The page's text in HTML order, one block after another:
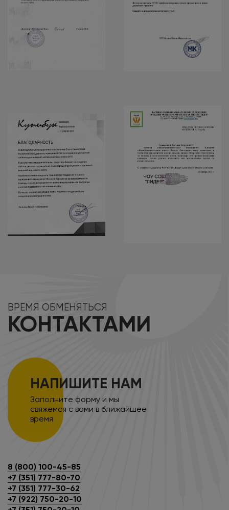
ВРЕМЯ ОБМЕНЯТЬСЯ
КОНТАКТАМИ
НАПИШИТЕ НАМ
Заполните форму и мы
свяжемся с вами в ближайшее
время
8 (800) 100-45-85
+7 (351) 777-80-70
+7 (351) 777-30-62
+7 (922) 750-20-10